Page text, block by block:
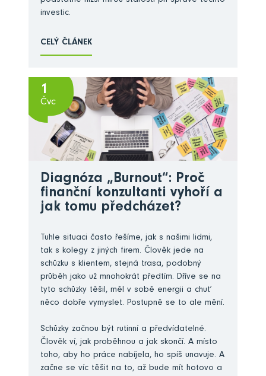
investic.
CELÝ ČLÁNEK
1
Čvc
Diagnóza „Burnout“: Proč
finanční konzultanti vyhoří a
jak tomu předcházet?
Tuhle situaci často řešíme, jak s našimi lidmi,
tak s kolegy z jiných firem. Člověk jede na
schůzku s klientem, stejná trasa, podobný
průběh jako už mnohokrát předtím. Dříve se na
tyto schůzky těšil, měl v sobě energii a chuť
něco dobře vymyslet. Postupně se to ale mění.
Schůzky začnou být rutinní a předvídatelné.
Člověk ví, jak proběhnou a jak skončí. A místo
toho, aby ho práce nabíjela, ho spíš unavuje. A
začne se víc těšit na to, až bude mít hotovo a